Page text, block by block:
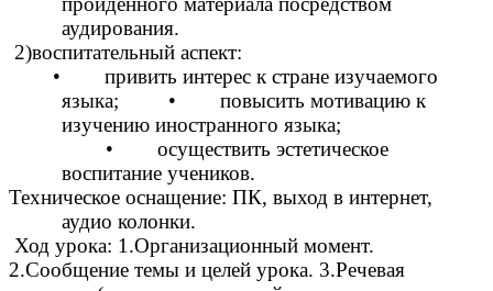
аудирования.
2)воспитательный аспект:
• привить интерес к стране изучаемого
языка; • повысить мотивацию к
изучению иностранного языка;
• осуществить эстетическое
воспитание учеников.
Техническое оснащение: ПК, выход в интернет,
аудио колонки.
Ход урока: 1.Организационный момент.
2.Сообщение темы и целей урока. 3.Речевая